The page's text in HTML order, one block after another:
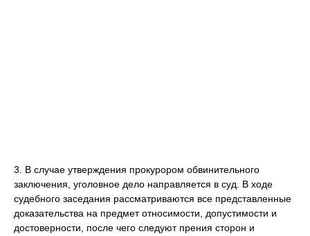
3. В случае утверждения прокурором обвинительного
заключения, уголовное дело направляется в суд. В ходе
судебного заседания рассматриваются все представленные
доказательства на предмет относимости, допустимости и
достоверности, после чего следуют прения сторон и